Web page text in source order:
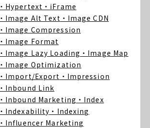
・Hypertext ・iFrame
・Image Alt Text ・Image CDN
・Image Compression
・Image Format
・Image Lazy Loading ・Image Map
・Image Optimization
・Import/Export ・Impression
・Inbound Link
・Inbound Marketing ・Index
・Indexability ・Indexing
・Influencer Marketing